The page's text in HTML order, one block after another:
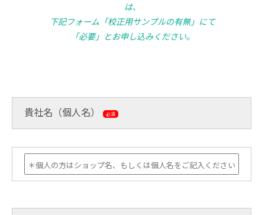
は、
下記フォーム「校正用サンプルの有無」にて
「必要」とお申し込みください。
貴社名（個人名） 必須